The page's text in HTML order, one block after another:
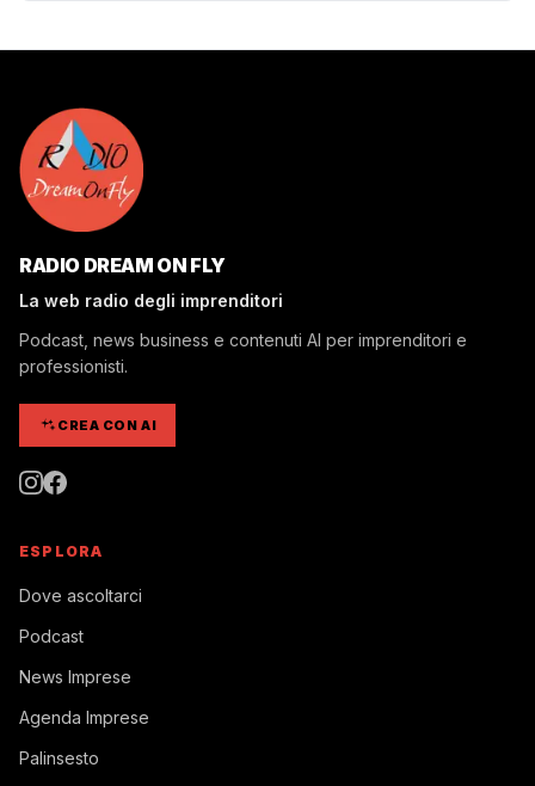
RADIO DREAM ON FLY
La web radio degli imprenditori
Podcast, news business e contenuti AI per imprenditori e
professionisti.
CREA CON AI
ESPLORA
Dove ascoltarci
Podcast
News Imprese
Agenda Imprese
Palinsesto